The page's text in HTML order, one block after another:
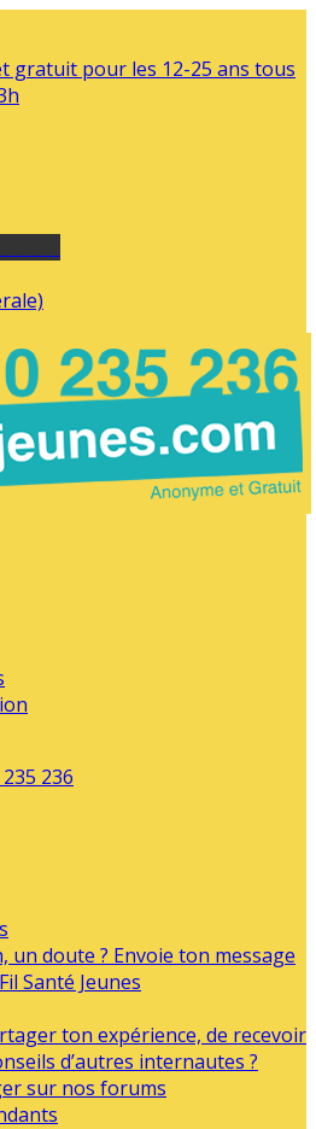
gratuit pour les 12-25 ans tous
un doute ? Envoie ton message
Santé Jeunes
ton expérience, de recevoir
d’autres internautes ?
sur nos forums